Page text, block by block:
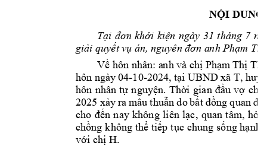
NỘI DUNG
Tại đơn khởi kiện ngày 31 tháng 7
giải quyết vụ án, nguyên đơn anh Phạm
Về hôn nhân: anh và chị Phạm Thị
hôn ngày 04-10-2024, tại UBND xã T, huy
hôn nhân tự nguyện. Thời gian đầu vợ
2025 xảy ra mâu thuẫn do bất đồng quan
cho đến nay không liên lạc, quan tâm, hỏi
chồng không thể tiếp tục chung sống hạnh
với chị H.